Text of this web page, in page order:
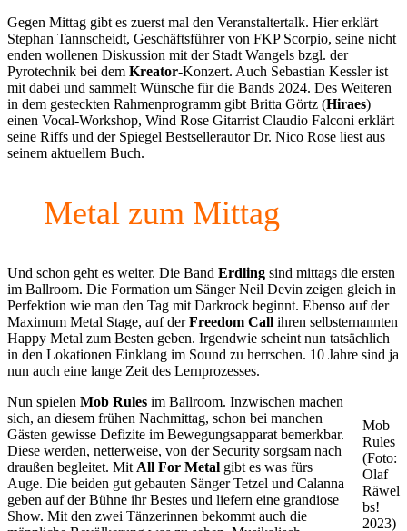
Gegen Mittag gibt es zuerst mal den Veranstaltertalk. Hier erklärt
Stephan Tannscheidt, Geschäftsführer von FKP Scorpio, seine nicht
enden wollenen Diskussion mit der Stadt Wangels bzgl. der
Pyrotechnik bei dem Kreator-Konzert. Auch Sebastian Kessler ist
mit dabei und sammelt Wünsche für die Bands 2024. Des Weiteren
in dem gesteckten Rahmenprogramm gibt Britta Görtz (Hiraes)
einen Vocal-Workshop, Wind Rose Gitarrist Claudio Falconi erklärt
seine Riffs und der Spiegel Bestsellerautor Dr. Nico Rose liest aus
seinem aktuellem Buch.
Metal zum Mittag
Und schon geht es weiter. Die Band Erdling sind mittags die ersten
im Ballroom. Die Formation um Sänger Neil Devin zeigen gleich in
Perfektion wie man den Tag mit Darkrock beginnt. Ebenso auf der
Maximum Metal Stage, auf derFreedom Call ihren selbsternannten
Happy Metal zum Besten geben. Irgendwie scheint nun tatsächlich
in den Lokationen Einklang im Sound zu herrschen. 10 Jahre sind ja
nun auch eine lange Zeit des Lernprozesses.
Mob
Rules
(Foto:
Olaf
Räwel
bs!
2023)
Nun spielen Mob Rules im Ballroom. Inzwischen machen
sich, an diesem frühen Nachmittag, schon bei manchen
Gästen gewisse Defizite im Bewegungsapparat bemerkbar.
Diese werden, netterweise, von der Security sorgsam nach
draußen begleitet. Mit All For Metal gibt es was fürs
Auge. Die beiden gut gebauten Sänger Tetzel und Calanna
geben auf der Bühne ihr Bestes und liefern eine grandiose
Show. Mit den zwei Tänzerinnen bekommt auch die